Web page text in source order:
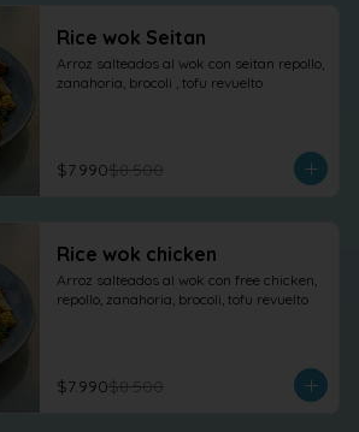
Rice wok Seitan
Arroz salteados al wok con seitan repollo,
zanahoria, brocoli , tofu revuelto
$7.990$8.500
Rice wok chicken
Arroz salteados al wok con free chicken,
repollo, zanahoria, brocoli, tofu revuelto
$7.990$8.500